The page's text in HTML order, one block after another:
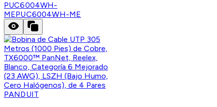
PUC6004WH-
MEPUC6004WH-ME
PANDUIT